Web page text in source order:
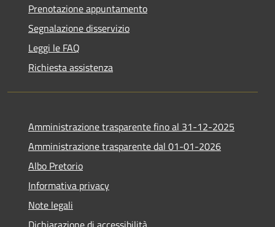
Prenotazione appuntamento
Segnalazione disservizio
Leggi le FAQ
Richiesta assistenza
Amministrazione trasparente fino al 31-12-2025
Amministrazione trasparente dal 01-01-2026
Albo Pretorio
Informativa privacy
Note legali